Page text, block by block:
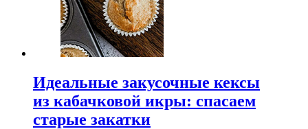
Идеальные закусочные кексы
из кабачковой икры: спасаем
старые закатки